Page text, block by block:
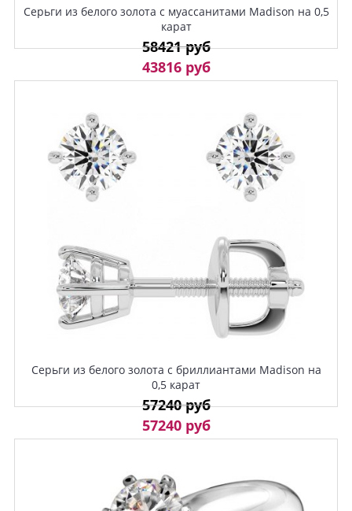
Серьги из белого золота с муассанитами Madison на 0,5
карат
58421 руб
43816 руб
Серьги из белого золота с бриллиантами Madison на
0,5 карат
57240 руб
57240 руб